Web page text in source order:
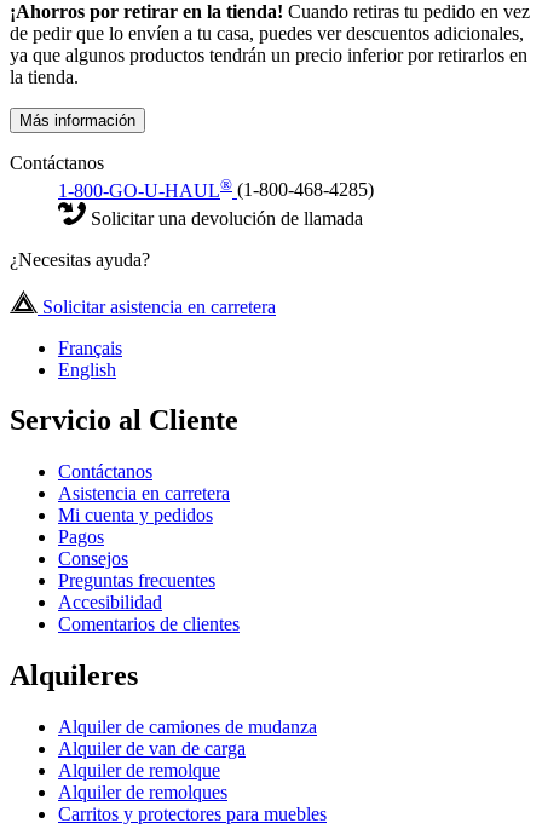
¡Ahorros por retirar en la tienda! Cuando retiras tu pedido en vez
de pedir que lo envíen a tu casa, puedes ver descuentos adicionales,
ya que algunos productos tendrán un precio inferior por retirarlos en
la tienda.
Más información
Contáctanos
1-800-GO-U-HAUL® (1-800-468-4285)
Solicitar una devolución de llamada
¿Necesitas ayuda?
Solicitar asistencia en carretera
Français
English
Servicio al Cliente
Contáctanos
Asistencia en carretera
Mi cuenta y pedidos
Pagos
Consejos
Preguntas frecuentes
Accesibilidad
Comentarios de clientes
Alquileres
Alquiler de camiones de mudanza
Alquiler de van de carga
Alquiler de remolque
Alquiler de remolques
Carritos y protectores para muebles